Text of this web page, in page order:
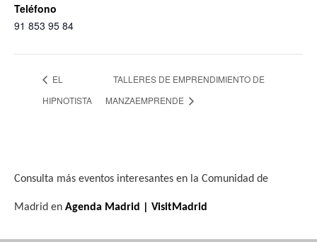
Teléfono
91 853 95 84
EL
HIPNOTISTA
TALLERES DE EMPRENDIMIENTO DE
MANZAEMPRENDE
Consulta más eventos interesantes en la Comunidad de
Madrid en Agenda Madrid | VisitMadrid